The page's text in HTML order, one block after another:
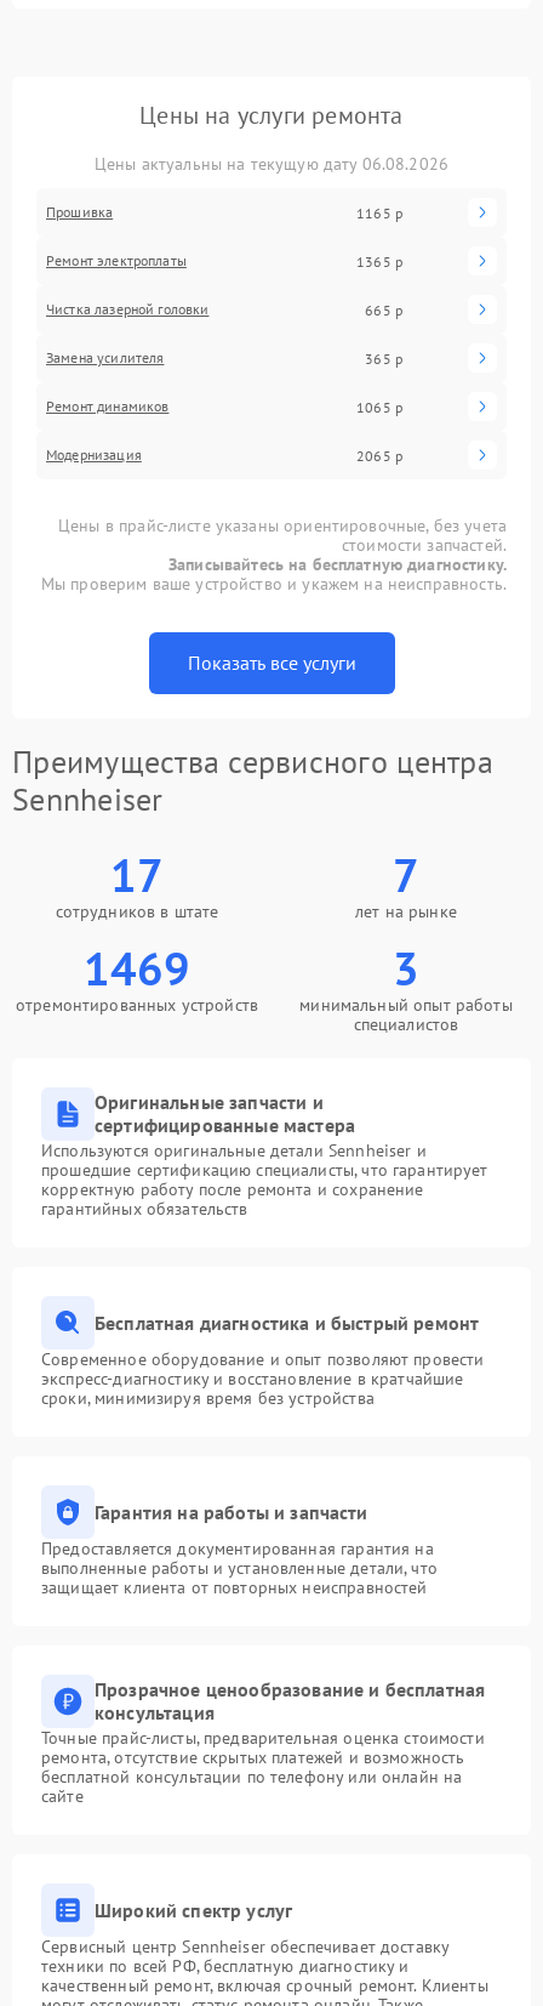
Цены на услуги ремонта
Цены актуальны на текущую дату 06.08.2026
Прошивка 1165 р
Ремонт электроплаты 1365 р
Чистка лазерной головки 665 р
Замена усилителя 365 р
Ремонт динамиков 1065 р
Модернизация 2065 р
Цены в прайс-листе указаны ориентировочные, без учета
стоимости запчастей.
Записывайтесь на бесплатную диагностику.
Мы проверим ваше устройство и укажем на неисправность.
Показать все услуги
Преимущества сервисного центра
Sennheiser
17
сотрудников в штате
7
лет на рынке
1469
отремонтированных устройств
3
минимальный опыт работы
специалистов
Оригинальные запчасти и
сертифицированные мастера
Используются оригинальные детали Sennheiser и
прошедшие сертификацию специалисты, что гарантирует
корректную работу после ремонта и сохранение
гарантийных обязательств
Бесплатная диагностика и быстрый ремонт
Современное оборудование и опыт позволяют провести
экспресс-диагностику и восстановление в кратчайшие
сроки, минимизируя время без устройства
Гарантия на работы и запчасти
Предоставляется документированная гарантия на
выполненные работы и установленные детали, что
защищает клиента от повторных неисправностей
Прозрачное ценообразование и бесплатная
консультация
Точные прайс-листы, предварительная оценка стоимости
ремонта, отсутствие скрытых платежей и возможность
бесплатной консультации по телефону или онлайн на
сайте
Широкий спектр услуг
Сервисный центр Sennheiser обеспечивает доставку
техники по всей РФ, бесплатную диагностику и
качественный ремонт, включая срочный ремонт. Клиенты